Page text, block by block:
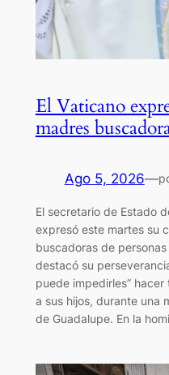
El Vaticano
madres
Ago 5, 2026—
El secretario de Estado
expresó este martes su
buscadoras de
destacó su
puede impedirles”
a sus hijos, durante una
de Guadalupe. En la